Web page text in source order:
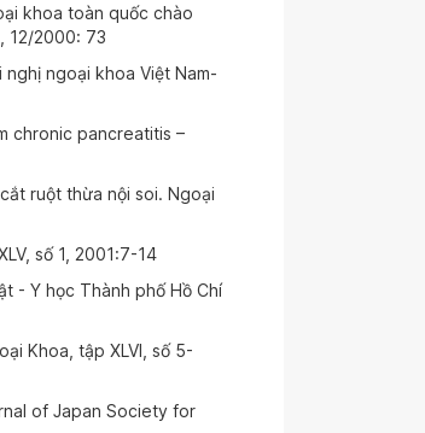
khoa toàn quốc chào
12/2000: 73
ngoại khoa Việt Nam-
chronic pancreatitis –
ruột thừa nội soi. Ngoại
số 1, 2001:7-14
- Y học Thành phố Hồ Chí
Khoa, tập XLVI, số 5-
of Japan Society for